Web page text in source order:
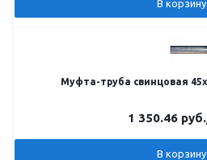
В корзину
Муфта-труба свинцовая
1 350.46 руб.
В корзину